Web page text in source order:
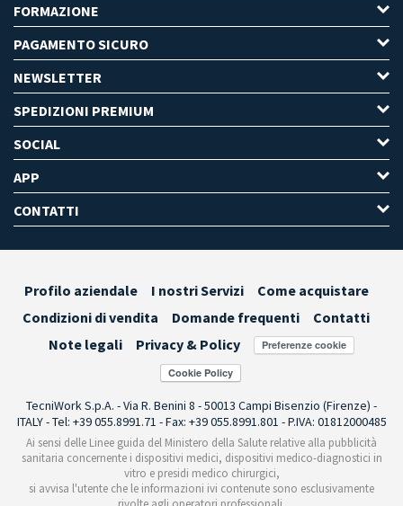
FORMAZIONE
PAGAMENTO SICURO
NEWSLETTER
SPEDIZIONI PREMIUM
SOCIAL
APP
CONTATTI
Profilo aziendale I nostri Servizi
Come acquistare
Condizioni di vendita
Domande frequenti
Contatti
Note legali
Privacy & Policy Preferenze cookie
TecniWork S.p.A. - Via R. Benini 8 - 50013 Campi Bisenzio (Firenze) -
ITALY - Tel: +39 055.8991.71 - Fax: +39 055.8991.801 - P.IVA: 01812000485
Ai sensi delle Linee guida del Ministero della Salute relative alla pubblicità
sanitaria concernente i dispositivi medici, dispositivi medico-diagnostici in
vitro e presidi medico chirurgici,
si avvisa l'utente che le informazioni ivi contenute sono esclusivamente